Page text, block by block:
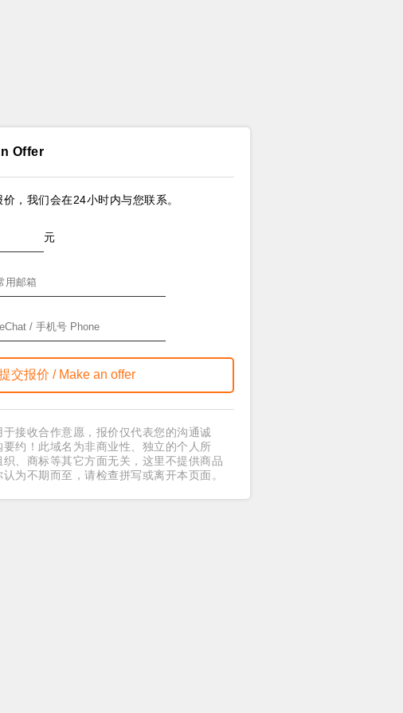
Offer
，我们会在24小时内与您联系。
元
接收合作意愿，报价仅代表您的沟通诚
约！此域名为非商业性、独立的个人所
、商标等其它方面无关，这里不提供商品
为不期而至，请检查拼写或离开本页面。